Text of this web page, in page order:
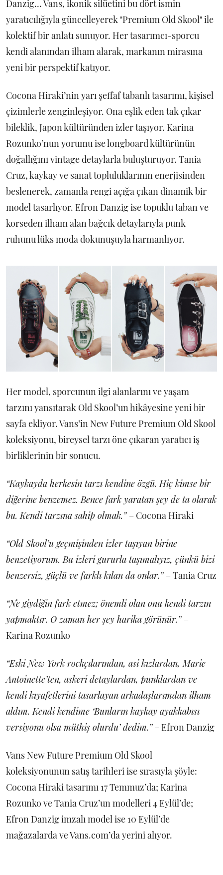
Danzig… Vans, ikonik silüetini bu dört ismin
yaratıcılığıyla güncelleyerek "Premium Old Skool" ile
kolektif bir anlatı sunuyor. Her tasarımcı-sporcu
kendi alanından ilham alarak, markanın mirasına
yeni bir perspektif katıyor.
Cocona Hiraki’nin yarı şeffaf tabanlı tasarımı, kişisel
çizimlerle zenginleşiyor. Ona eşlik eden tak çıkar
bileklik, Japon kültüründen izler taşıyor. Karina
Rozunko’nun yorumu ise longboard kültürünün
doğallığını vintage detaylarla buluşturuyor. Tania
Cruz, kaykay ve sanat topluluklarının enerjisinden
beslenerek, zamanla rengi açığa çıkan dinamik bir
model tasarlıyor. Efron Danzig ise topuklu taban ve
korseden ilham alan bağcık detaylarıyla punk
ruhunu lüks moda dokunuşuyla harmanlıyor.
Her model, sporcunun ilgi alanlarını ve yaşam
tarzını yansıtarak Old Skool’un hikâyesine yeni bir
sayfa ekliyor. Vans’in New Future Premium Old Skool
koleksiyonu, bireysel tarzı öne çıkaran yaratıcı iş
birliklerinin bir sonucu.
“Kaykayda herkesin tarzı kendine özgü. Hiç kimse bir
diğerine benzemez. Bence fark yaratan şey de ta olarak
bu. Kendi tarzına sahip olmak.” – Cocona Hiraki
“Old Skool’u geçmişinden izler taşıyan birine
benzetiyorum. Bu izleri gururla taşımalıyız, çünkü bizi
benzersiz, güçlü ve farklı kılan da onlar.” – Tania Cruz
“Ne giydiğin fark etmez; önemli olan onu kendi tarzın
yapmaktır. O zaman her şey harika görünür.” –
Karina Rozunko
“Eski New York rockçılarından, asi kızlardan, Marie
Antoinette’ten, askeri detaylardan, punklardan ve
kendi kıyafetlerini tasarlayan arkadaşlarımdan ilham
aldım. Kendi kendime ‘Bunların kaykay ayakkabısı
versiyonu olsa müthiş olurdu’ dedim.”– Efron Danzig
Vans New Future Premium Old Skool
koleksiyonunun satış tarihleri ise sırasıyla şöyle:
Cocona Hiraki tasarımı 17 Temmuz’da; Karina
Rozunko ve Tania Cruz’un modelleri 4 Eylül’de;
Efron Danzig imzalı model ise 10 Eylül’de
mağazalarda ve Vans.com’da yerini alıyor.